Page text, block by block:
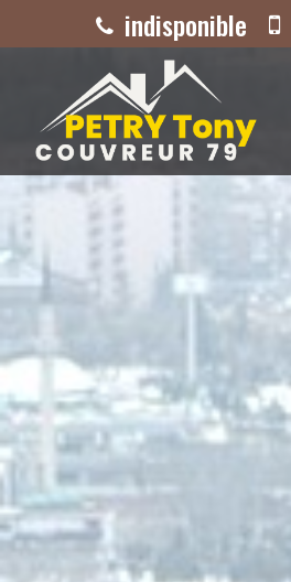
indisponible